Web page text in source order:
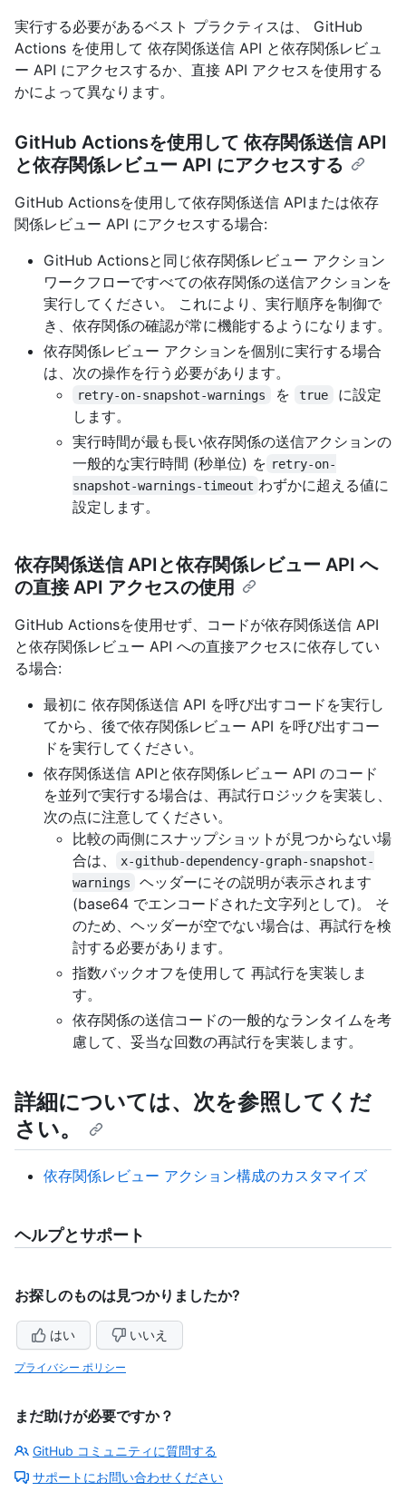
実行する必要があるベスト プラクティスは、 GitHub
Actions を使用して 依存関係送信 API と依存関係レビュ
ー API にアクセスするか、直接 API アクセスを使用する
かによって異なります。
GitHub Actionsを使用して 依存関係送信 API
と依存関係レビュー API にアクセスする
GitHub Actionsを使用して依存関係送信 APIまたは依存
関係レビュー API にアクセスする場合:
GitHub Actionsと同じ依存関係レビュー アクション
ワークフローですべての依存関係の送信アクションを
実行してください。 これにより、実行順序を制御で
き、依存関係の確認が常に機能するようになります。
依存関係レビュー アクションを個別に実行する場合
は、次の操作を行う必要があります。
retry-on-snapshot-warnings を true
に設定
します。
実行時間が最も長い依存関係の送信アクションの
一般的な実行時間 (秒単位) を retry-on-
snapshot-warnings-timeout わずかに超える値に
設定します。
依存関係送信 APIと依存関係レビュー API へ
の直接 API アクセスの使用
GitHub Actionsを使用せず、コードが依存関係送信 API
と依存関係レビュー API への直接アクセスに依存してい
る場合:
最初に 依存関係送信 API を呼び出すコードを実行し
てから、後で依存関係レビュー API を呼び出すコー
ドを実行してください。
依存関係送信 APIと依存関係レビュー API のコード
を並列で実行する場合は、再試行ロジックを実装し、
次の点に注意してください。
比較の両側にスナップショットが見つからない場
合は、
x-github-dependency-graph-snapshot-
warnings
ヘッダーにその説明が表示されます
(base64 でエンコードされた文字列として)。 そ
のため、ヘッダーが空でない場合は、再試行を検
討する必要があります。
指数バックオフを使用して 再試行を実装しま
す。
依存関係の送信コードの一般的なランタイムを考
慮して、妥当な回数の再試行を実装します。
詳細については、次を参照してくだ
さい。
依存関係レビュー アクション構成のカスタマイズ
ヘルプとサポート
お探しのものは見つかりましたか?
はい いいえ
プライバシー ポリシー
まだ助けが必要ですか？
GitHub コミュニティに質問する
サポートにお問い合わせください